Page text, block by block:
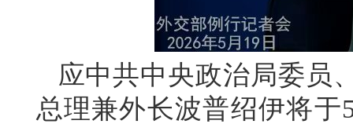
应中共中央政治局委员
总理兼外长波普绍伊将于